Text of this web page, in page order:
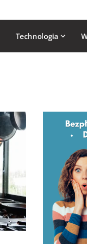
Technologia